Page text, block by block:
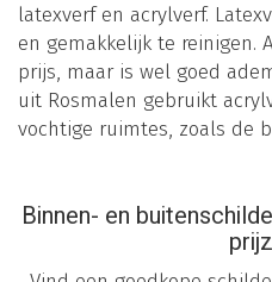
latexverf en acrylverf.
en gemakkelijk te reinigen.
prijs, maar is wel goed
uit Rosmalen gebruikt
vochtige ruimtes, zoals de
Binnen- en